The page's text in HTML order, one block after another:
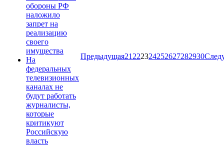
обороны РФ
наложило
запрет на
реализацию
своего
имущества
На
федеральных
телевизионных
каналах не
будут работать
журналисты,
которые
критикуют
Российскую
власть
Предыдущая21 222324252627282930